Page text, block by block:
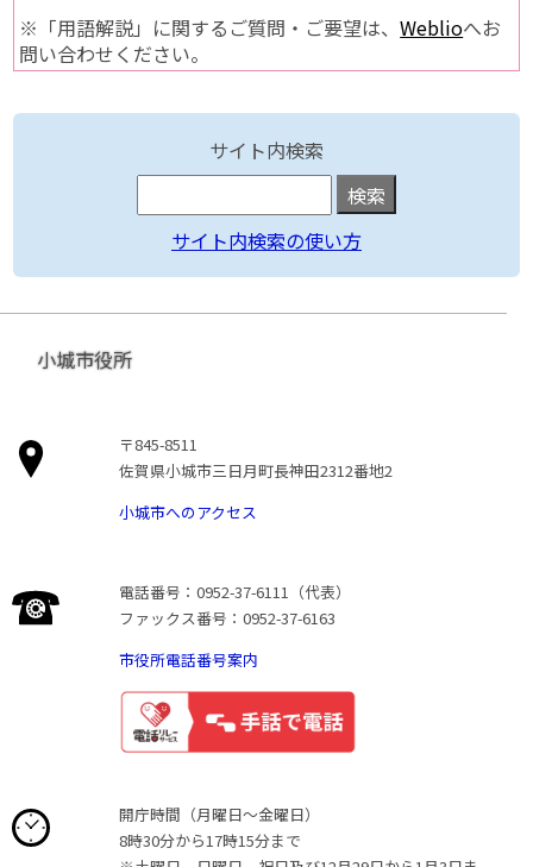
※「用語解説」に関するご質問・ご要望は、Weblioへお
問い合わせください。
サイト内検索
サイト内検索の使い方
小城市役所
〒845-8511
佐賀県小城市三日月町長神田2312番地2
小城市へのアクセス
電話番号：0952-37-6111（代表）
ファックス番号：0952-37-6163
市役所電話番号案内
開庁時間（月曜日〜金曜日）
8時30分から17時15分まで